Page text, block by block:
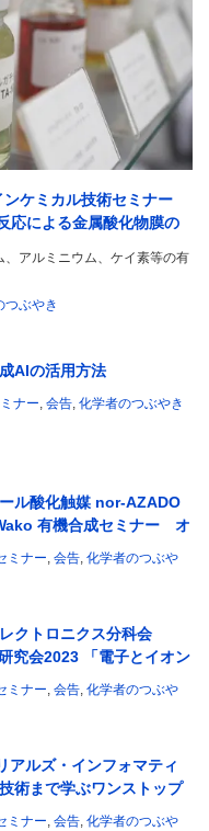
ケミカル技術セミナー
による金属酸化物膜の
アルミニウム、ケイ素等の有
つぶやき
AIの活用方法
ナー, 会告, 化学者のつぶやき
ール酸化触媒 nor-AZADO
有機合成セミナー オ
！ 富士フイルム和光純
ミナー, 会告, 化学者のつぶや
クトロニクス分科会
究会2023 「電子とイオン
： 材料・デバイス・セン
ミナー, 会告, 化学者のつぶや
アルズ・インフォマティ
術まで学ぶワンストップ
ーカイブ配信
ミナー, 会告, 化学者のつぶや